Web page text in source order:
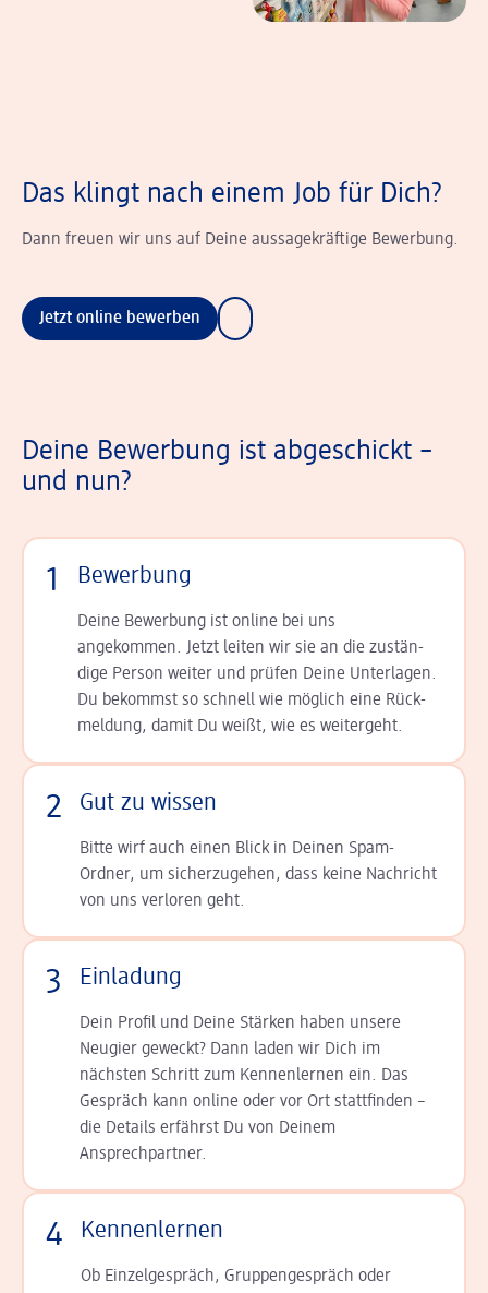
Das klingt nach einem Job für Dich?
Dann freuen wir uns auf Deine aussagekräftige Bewerbung.
Jetzt online bewerben
Deine Bewerbung ist abgeschickt –
und nun?
1 Bewerbung
Deine Bewerbung ist online bei uns
angekommen. Jetzt leiten wir sie an die zu­stän­
dige Person weiter und prüfen Deine Unterlagen.
Du bekommst so schnell wie möglich eine Rück­
meldung, damit Du weißt, wie es weitergeht.
2 Gut zu wissen
Bitte wirf auch einen Blick in Deinen Spam-
Ordner, um sicherzugehen, dass keine Nachricht
von uns verloren geht.
3 Einladung
Dein Profil und Deine Stär­ken haben unsere
Neugier geweckt? Dann laden wir Dich im
nächsten Schritt zum Kennen­lernen ein. Das
Gespräch kann online oder vor Ort statt­finden –
die Details er­fährst Du von Deinem
Ansprechpartner.
4 Kennenlernen
Ob Einzelgespräch, Grup­pen­gespräch oder